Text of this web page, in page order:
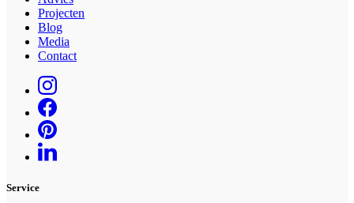
Projecten
Blog
Media
Contact
Service